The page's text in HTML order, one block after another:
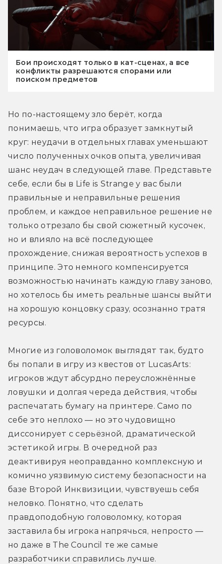
Бои происходят только в кат-сценах, а все
конфликты разрешаются спорами или
поиском предметов
Но по-настоящему зло берёт, когда
понимаешь, что игра образует замкнутый
круг: неудачи в отдельных главах уменьшают
число полученных очков опыта, увеличивая
шанс неудач в следующей главе. Представьте
себе, если бы в Life is Strange у вас были
правильные и неправильные решения
проблем, и каждое неправильное решение не
только отрезало бы свой сюжетный кусочек,
но и влияло на всё последующее
прохождение, снижая вероятность успехов в
принципе. Это немного компенсируется
возможностью начинать каждую главу заново,
но хотелось бы иметь реальные шансы выйти
на хорошую концовку сразу, осознанно тратя
ресурсы.
Многие из головоломок выглядят так, будто
бы попали в игру из квестов от LucasArts:
игроков ждут абсурдно переусложнённые
ловушки и долгая череда действия, чтобы
распечатать бумагу на принтере. Само по
себе это неплохо — но это чудовищно
диссонирует с серьёзной, драматической
эстетикой игры. В очередной раз
деактивируя неоправданно комплексную и
комично уязвимую систему безопасности на
базе Второй Инквизиции, чувствуешь себя
неловко. Понятно, что сделать
правдоподобную головоломку, которая
заставила бы игрока напрячься, непросто —
но даже в The Council те же самые
разработчики справились лучше.